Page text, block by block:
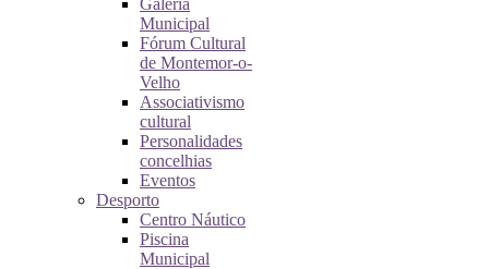
Galeria
Municipal
Fórum Cultural
de Montemor-o-
Velho
Associativismo
cultural
Personalidades
concelhias
Eventos
Desporto
Centro Náutico
Piscina
Municipal